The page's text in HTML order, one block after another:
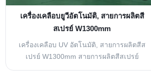
เครื่องเคลือบยูวีอัตโนมัติ, สายการผลิตสี
สเปรย์ W1300mm
เครื่องเคลือบ UV อัตโนมัติ, สายการผลิตสีส
เปรย์ W1300mm สายการผลิตสีสเปรย์